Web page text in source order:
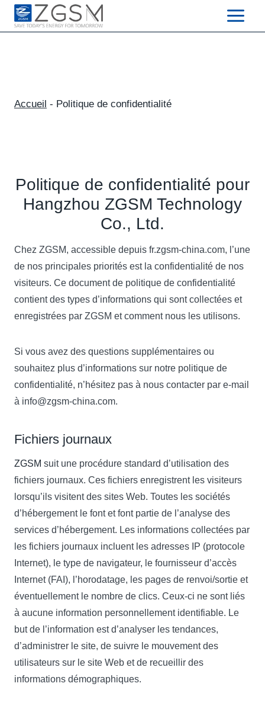
Skip
Accueil - Politique de confidentialité
Politique de confidentialité pour
Hangzhou ZGSM Technology
Co., Ltd.
Chez ZGSM, accessible depuis fr.zgsm-china.com, l’une
de nos principales priorités est la confidentialité de nos
visiteurs. Ce document de politique de confidentialité
contient des types d’informations qui sont collectées et
enregistrées par ZGSM et comment nous les utilisons.
Si vous avez des questions supplémentaires ou
souhaitez plus d’informations sur notre politique de
confidentialité, n’hésitez pas à nous contacter par e-mail
à info@zgsm-china.com.
Fichiers journaux
ZGSM suit une procédure standard d’utilisation des
fichiers journaux. Ces fichiers enregistrent les visiteurs
lorsqu’ils visitent des sites Web. Toutes les sociétés
d’hébergement le font et font partie de l’analyse des
services d’hébergement. Les informations collectées par
les fichiers journaux incluent les adresses IP (protocole
Internet), le type de navigateur, le fournisseur d’accès
Internet (FAI), l’horodatage, les pages de renvoi/sortie et
éventuellement le nombre de clics. Ceux-ci ne sont liés
à aucune information personnellement identifiable. Le
but de l’information est d’analyser les tendances,
d’administrer le site, de suivre le mouvement des
utilisateurs sur le site Web et de recueillir des
informations démographiques.